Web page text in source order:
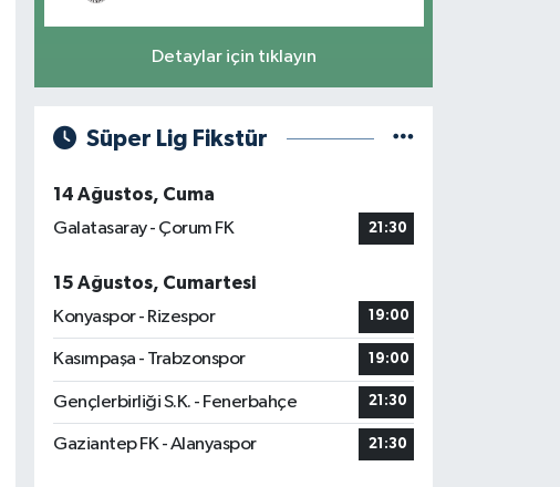
Detaylar için tıklayın
Süper Lig Fikstür
14 Ağustos, Cuma
Galatasaray - Çorum FK
21:30
15 Ağustos, Cumartesi
Konyaspor - Rizespor
19:00
Kasımpaşa - Trabzonspor 19:00
Gençlerbirliği S.K. - Fenerbahçe 21:30
Gaziantep FK - Alanyaspor 21:30